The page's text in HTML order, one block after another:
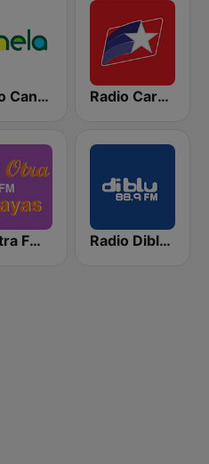
Radio Canela Guayas Radio Caravana
La Otra FM - Guayaquil Radio Diblu FM